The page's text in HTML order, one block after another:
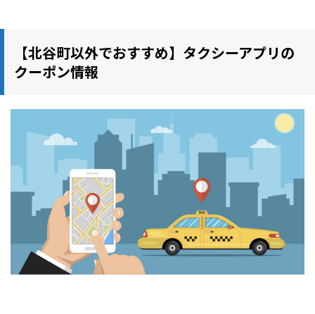
【北谷町以外でおすすめ】タクシーアプリの
クーポン情報